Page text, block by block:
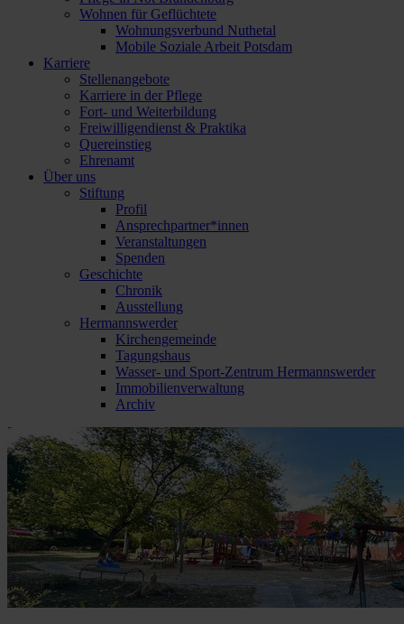
Wohnen für Geflüchtete
Wohnungsverbund Nuthetal
Mobile Soziale Arbeit Potsdam
Karriere
Stellenangebote
Karriere in der Pflege
Fort- und Weiterbildung
Freiwilligendienst & Praktika
Quereinstieg
Ehrenamt
Über uns
Stiftung
Profil
Ansprechpartner*innen
Veranstaltungen
Spenden
Geschichte
Chronik
Ausstellung
Hermannswerder
Kirchengemeinde
Tagungshaus
Wasser- und Sport-Zentrum Hermannswerder
Immobilienverwaltung
Archiv